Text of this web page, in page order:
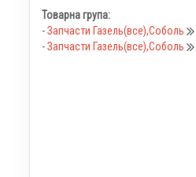
Товарна група:
-Запчасти Газель(все),Соболь
-Запчасти Газель(все),Соболь